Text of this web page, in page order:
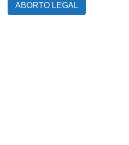
ABORTO LEGAL